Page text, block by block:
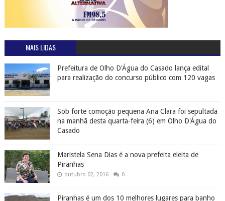
MAIS LIDAS
Prefeitura de Olho D'Água do Casado lança edital
para realização do concurso público com 120 vagas
Sob forte comoção pequena Ana Clara foi sepultada
na manhã desta quarta-feira (6) em Olho D'Água do
Casado
Maristela Sena Dias é a nova prefeita eleita de
Piranhas
outubro 02, 2016 0
Piranhas é um dos 10 melhores lugares para banho